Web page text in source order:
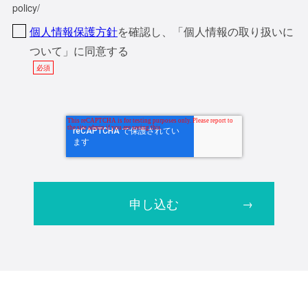
policy/
個人情報保護方針を確認し、「個人情報の取り扱いに
ついて」に同意する